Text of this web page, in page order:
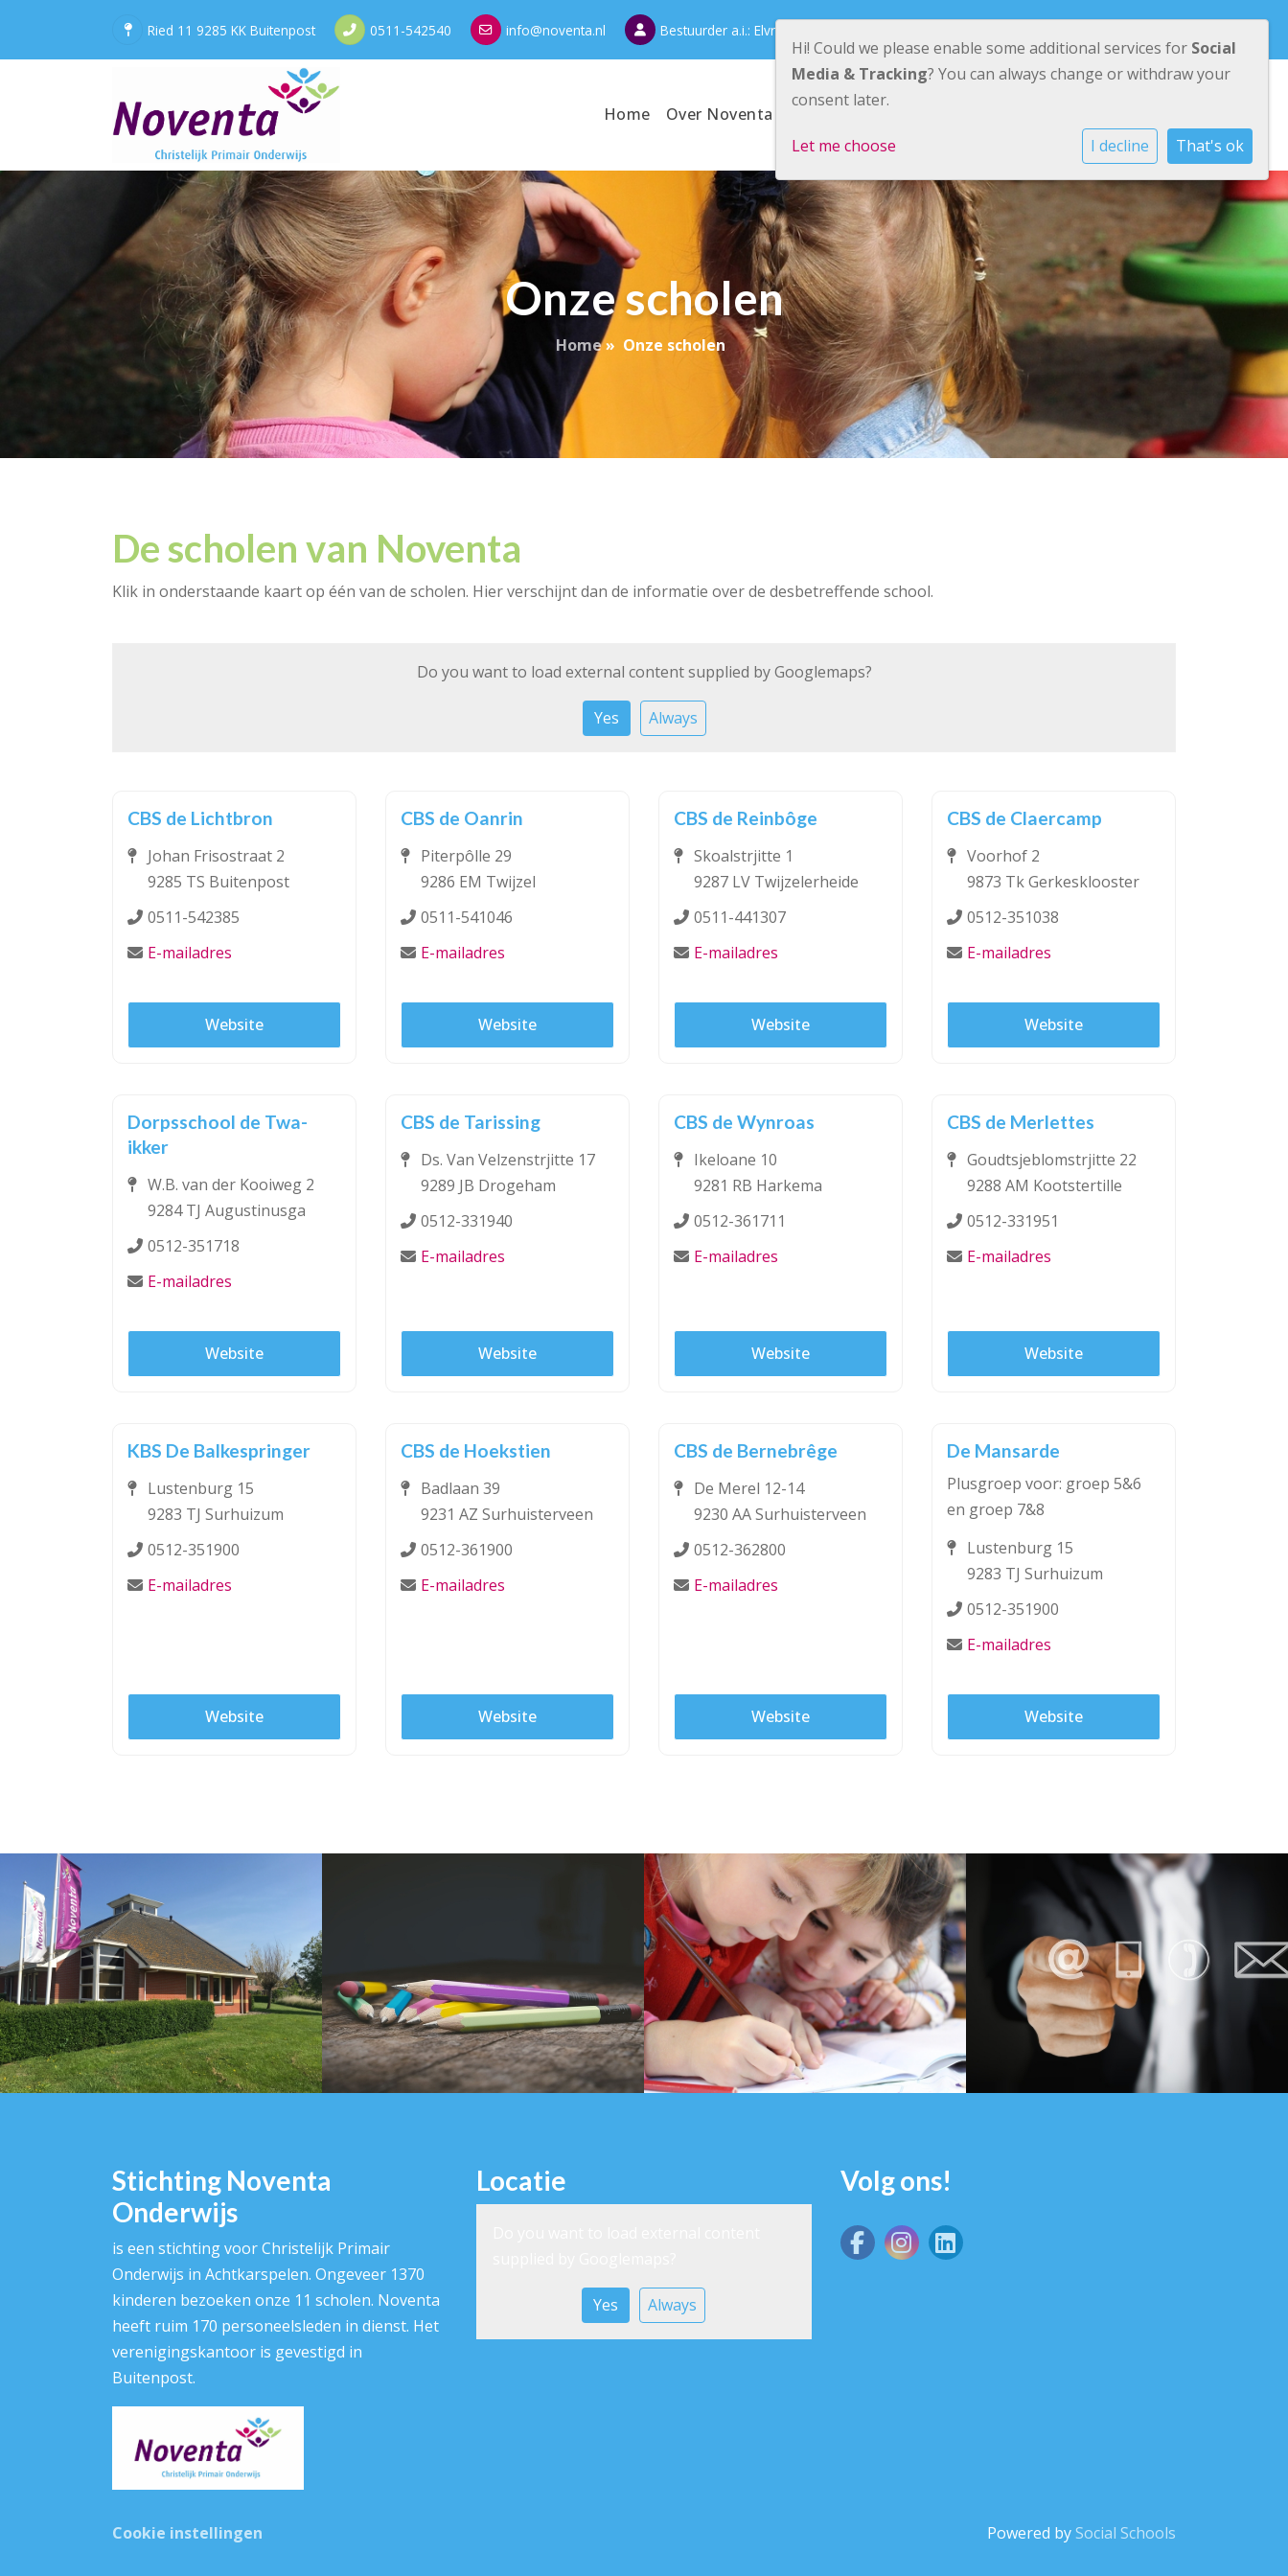
Ried 11 9285 KK Buitenpost 0511-542540 info@noventa.nl Bestuurder a.i.: Elvrie Croes
Home Over Noventa
Onze scholen
Home» Onze scholen
De scholen van Noventa
Klik in onderstaande kaart op één van de scholen. Hier verschijnt dan de informatie over de desbetreffende school.
Do you want to load external content supplied byGooglemaps?
Yes Always
CBS de Lichtbron
Johan Frisostraat 2
9285 TS Buitenpost
0511-542385
E-mailadres
Website
CBS de Oanrin
Piterpôlle 29
9286 EM Twijzel
0511-541046
E-mailadres
Website
CBS de Reinbôge
Skoalstrjitte 1
9287 LV Twijzelerheide
0511-441307
E-mailadres
Website
CBS de Claercamp
Voorhof 2
9873 Tk Gerkesklooster
0512-351038
E-mailadres
Website
Dorpsschool de Twa-
ikker
W.B. van der Kooiweg 2
9284 TJ Augustinusga
0512-351718
E-mailadres
Website
CBS de Tarissing
Ds. Van Velzenstrjitte 17
9289 JB Drogeham
0512-331940
E-mailadres
Website
CBS de Wynroas
Ikeloane 10
9281 RB Harkema
0512-361711
E-mailadres
Website
CBS de Merlettes
Goudtsjeblomstrjitte 22
9288 AM Kootstertille
0512-331951
E-mailadres
Website
KBS De Balkespringer
Lustenburg 15
9283 TJ Surhuizum
0512-351900
E-mailadres
Website
CBS de Hoekstien
Badlaan 39
9231 AZ Surhuisterveen
0512-361900
E-mailadres
Website
CBS de Bernebrêge
De Merel 12-14
9230 AA Surhuisterveen
0512-362800
E-mailadres
Website
De Mansarde
Plusgroep voor: groep 5&6
en groep 7&8
Lustenburg 15
9283 TJ Surhuizum
0512-351900
E-mailadres
Website
Stichting Noventa
Onderwijs
is een stichting voor Christelijk Primair
Onderwijs in Achtkarspelen. Ongeveer 1370
kinderen bezoeken onze 11 scholen. Noventa
heeft ruim 170 personeelsleden in dienst. Het
verenigingskantoor is gevestigd in
Buitenpost.
Locatie
Yes Always
Volg ons!
Cookie instellingen Powered bySocial Schools
Hi! Could we please enable some additional services for Social
Media & Tracking? You can always change or withdraw your
consent later.
Let me choose I decline That's ok